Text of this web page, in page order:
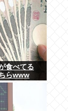
食べてる
らwww